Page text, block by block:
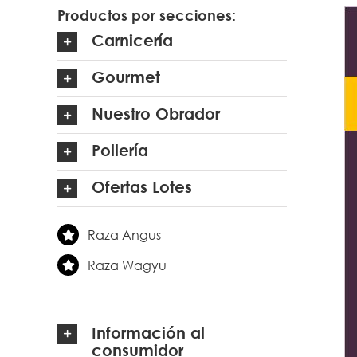
Productos por secciones:
Carnicería
Gourmet
Nuestro Obrador
Pollería
Ofertas Lotes
Raza Angus
Raza Wagyu
Información al
consumidor